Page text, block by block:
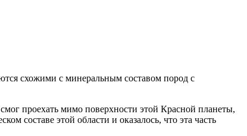
схожими с минеральным составом пород с
проехать мимо поверхности этой Красной планеты,
составе этой области и оказалось, что эта часть